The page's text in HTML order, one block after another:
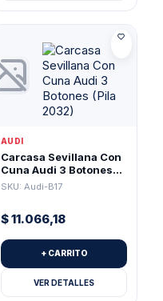
AUDI
Carcasa Sevillana Con
Cuna Audi 3 Botones
(Pila 2032)
SKU: Audi-B17
$11.066,18
+ CARRITO
VER DETALLES